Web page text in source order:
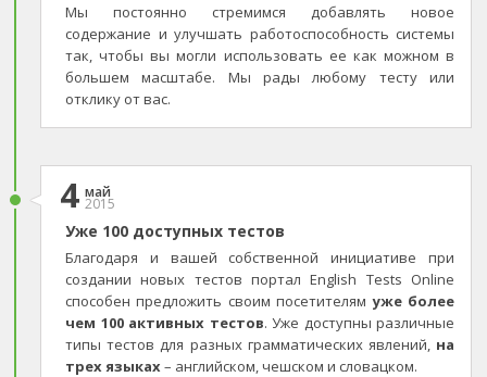
Мы постоянно стремимся добавлять новое
содержание и улучшать работоспособность системы
так, чтобы вы могли использовать ее как можном в
большем масштабе. Мы рады любому тесту или
отклику от вас.
4 май
2015
Уже 100 доступных тестов
Благодаря и вашей собственной инициативе при
создании новых тестов портал English Tests Online
способен предложить своим посетителямуже более
чем 100 активных тестов. Уже доступны различные
типы тестов для разных грамматических явлений, на
трех языках– английском, чешском и словацком.